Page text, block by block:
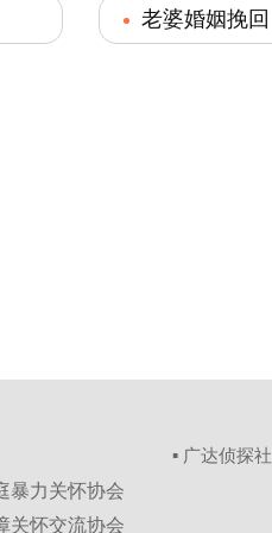
老婆婚姻挽回
▪ 广达侦探社
暴力关怀协会
关怀交流协会